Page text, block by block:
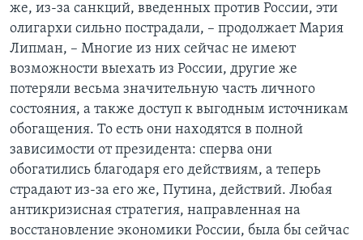
же, из-за санкций, введенных против России, эти
олигархи сильно пострадали, – продолжает Мария
Липман, – Многие из них сейчас не имеют
возможности выехать из России, другие же
потеряли весьма значительную часть личного
состояния, а также доступ к выгодным источникам
обогащения. То есть они находятся в полной
зависимости от президента: сперва они
обогатились благодаря его действиям, а теперь
страдают из-за его же, Путина, действий. Любая
антикризисная стратегия, направленная на
восстановление экономики России, была бы сейчас